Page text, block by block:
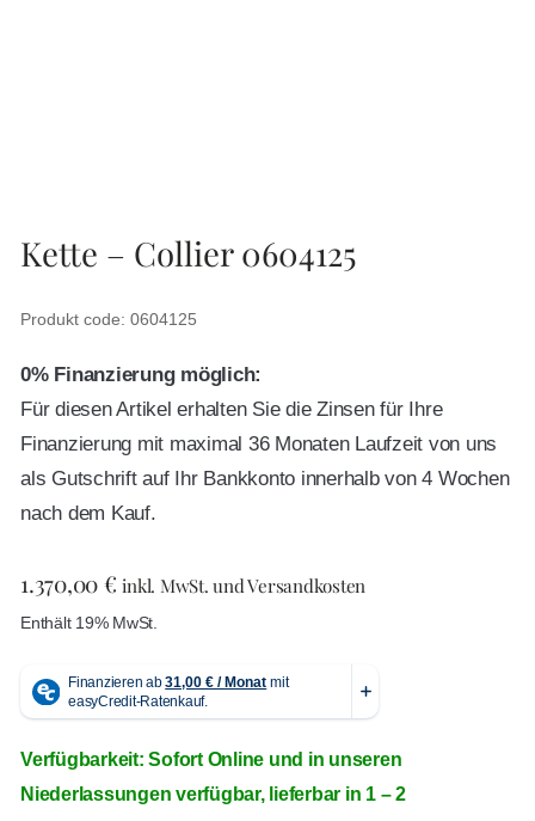
Kette – Collier 0604125
Produkt code: 0604125
0% Finanzierung möglich:
Für diesen Artikel erhalten Sie die Zinsen für Ihre
Finanzierung mit maximal 36 Monaten Laufzeit von uns
als Gutschrift auf Ihr Bankkonto innerhalb von 4 Wochen
nach dem Kauf.
1.370,00€ inkl. MwSt. und Versandkosten
Enthält 19% MwSt.
Verfügbarkeit: Sofort Online und in unseren
Niederlassungen verfügbar, lieferbar in 1 – 2